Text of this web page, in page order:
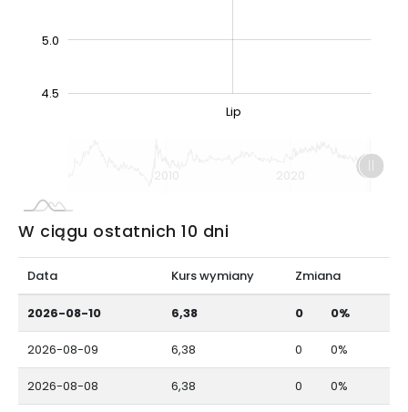
4.5
5.0
Lip
2010 2020
W ciągu ostatnich 10 dni
Data Kurs wymiany Zmiana
2026-08-10 6,38 0 0%
2026-08-09 6,38 0 0%
2026-08-08 6,38 0 0%